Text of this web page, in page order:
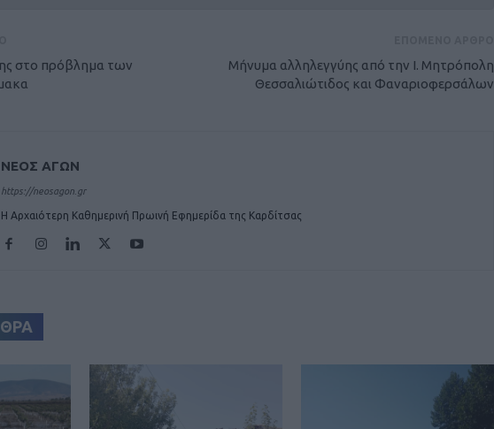
στο πρόβλημα των
Μήνυμα αλληλεγγύης από την Ι. Μητρόπολη
Θεσσαλιώτιδος και Φαναριοφερσάλων
ΝΕΟΣ ΑΓΩΝ
https://neosagon.gr
Η Αρχαιότερη Καθημερινή Πρωινή Εφημερίδα της Καρδίτσας